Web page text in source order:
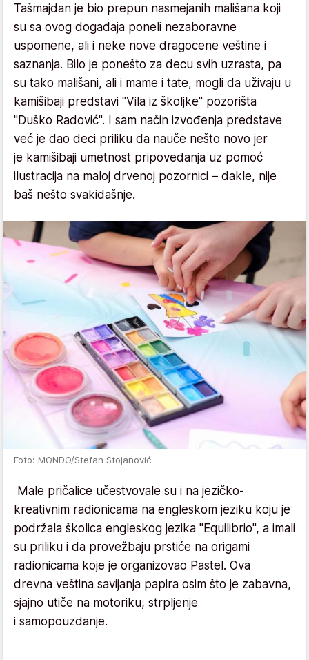
Tašmajdan je bio prepun nasmejanih mališana koji
su sa ovog događaja poneli nezaboravne
uspomene, ali i neke nove dragocene veštine i
saznanja. Bilo je ponešto za decu svih uzrasta, pa
su tako mališani, ali i mame i tate, mogli da uživaju u
kamišibaji predstavi "Vila iz školjke" pozorišta
"Duško Radović". I sam način izvođenja predstave
već je dao deci priliku da nauče nešto novo jer
je kamišibaji umetnost pripovedanja uz pomoć
ilustracija na maloj drvenoj pozornici – dakle, nije
baš nešto svakidašnje.
Foto: MONDO/Stefan Stojanović
Male pričalice učestvovale su i na jezičko-
kreativnim radionicama na engleskom jeziku koju je
podržala školica engleskog jezika "Equilibrio", a imali
su priliku i da provežbaju prstiće na origami
radionicama koje je organizovao Pastel. Ova
drevna veština savijanja papira osim što je zabavna,
sjajno utiče na motoriku, strpljenje
i samopouzdanje.